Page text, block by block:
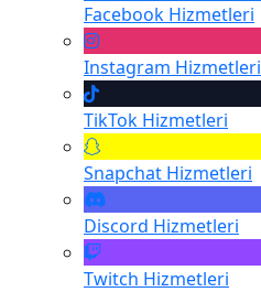
Facebook Hizmetleri
Instagram Hizmetleri
TikTok Hizmetleri
Snapchat Hizmetleri
Discord Hizmetleri
Twitch Hizmetleri